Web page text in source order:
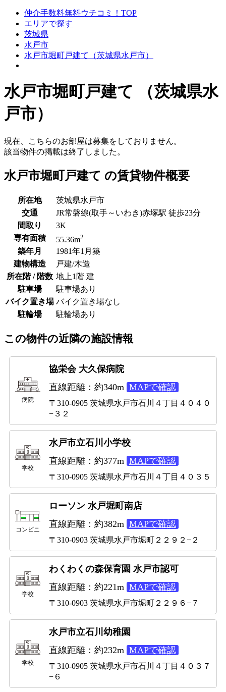
仲介手数料無料ウチコミ！TOP
エリアで探す
茨城県
水戸市
水戸市堀町戸建て（茨城県水戸市）
水戸市堀町戸建て （茨城県水
戸市）
現在、こちらのお部屋は募集をしておりません。
該当物件の掲載は終了しました。
水戸市堀町戸建て の賃貸物件概要
所在地
茨城県水戸市
交通
JR常磐線(取手～いわき)赤塚駅 徒歩23分
間取り
3K
専有面積
55.36m2
築年月
1981年1月築
建物構造
戸建/木造
所在階 / 階数 地上1階 建
駐車場
駐車場あり
バイク置き場 バイク置き場なし
駐輪場
駐輪場あり
この物件の近隣の施設情報
病院
協栄会 大久保病院
直線距離：約340m MAPで確認
〒310-0905 茨城県水戸市石川４丁目４０４０
−３２
学校
水戸市立石川小学校
直線距離：約377m MAPで確認
〒310-0905 茨城県水戸市石川４丁目４０３５
コンビニ
ローソン 水戸堀町南店
直線距離：約382m MAPで確認
〒310-0903 茨城県水戸市堀町２２９２−２
学校
わくわくの森保育園 水戸市認可
直線距離：約221m MAPで確認
〒310-0903 茨城県水戸市堀町２２９６−７
学校
水戸市立石川幼稚園
直線距離：約232m MAPで確認
〒310-0905 茨城県水戸市石川４丁目４０３７
−６